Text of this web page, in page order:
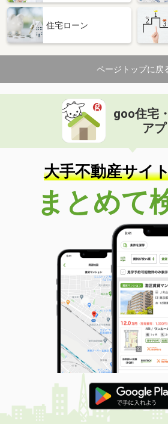
住宅ローン
ページトップに戻
goo住宅
アプ
大手不動産サイ
まとめて